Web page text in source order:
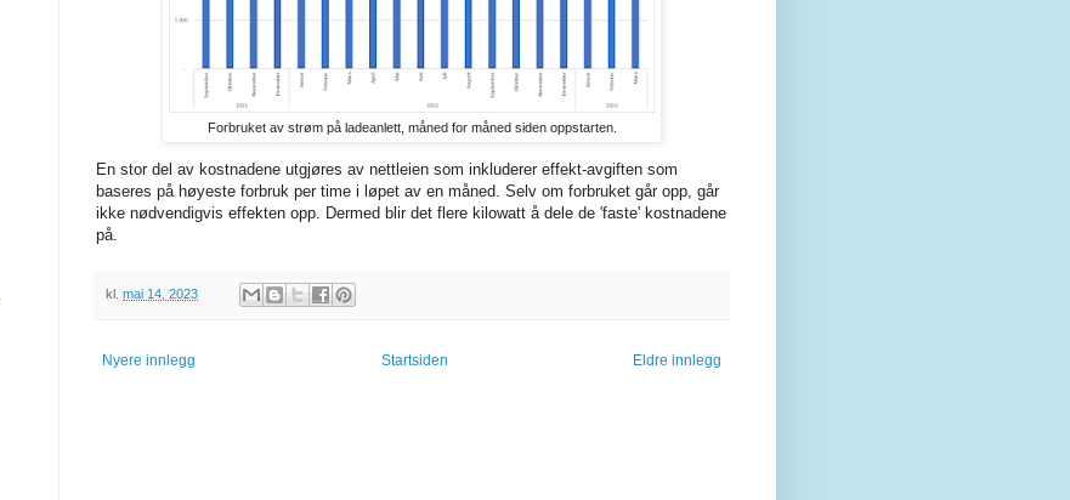
Forbruket av strøm på ladeanlett, måned for måned siden oppstarten.
En stor del av kostnadene utgjøres av nettleien som inkluderer effekt-avgiften som
baseres på høyeste forbruk per time i løpet av en måned. Selv om forbruket går opp, går
ikke nødvendigvis effekten opp. Dermed blir det flere kilowatt å dele de 'faste' kostnadene
på.
kl. mai 14, 2023
Nyere innlegg Eldre innlegg
Startsiden